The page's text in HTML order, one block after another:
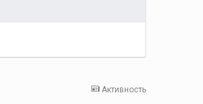
Активность